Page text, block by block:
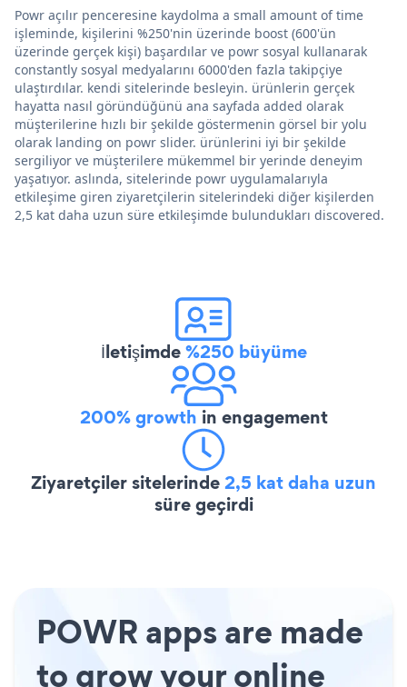
Powr açılır penceresine kaydolma a small amount of time
işleminde, kişilerini %250'nin üzerinde boost (600'ün
üzerinde gerçek kişi) başardılar ve powr sosyal kullanarak
constantly sosyal medyalarını 6000'den fazla takipçiye
ulaştırdılar. kendi sitelerinde besleyin. ürünlerin gerçek
hayatta nasıl göründüğünü ana sayfada added olarak
müşterilerine hızlı bir şekilde göstermenin görsel bir yolu
olarak landing on powr slider. ürünlerini iyi bir şekilde
sergiliyor ve müşterilere mükemmel bir yerinde deneyim
yaşatıyor. aslında, sitelerinde powr uygulamalarıyla
etkileşime giren ziyaretçilerin sitelerindeki diğer kişilerden
2,5 kat daha uzun süre etkileşimde bulundukları discovered.
İletişimde%250 büyüme
200% growth in engagement
Ziyaretçiler sitelerinde2,5 kat daha uzun
süre geçirdi
POWR apps are made
to grow your online